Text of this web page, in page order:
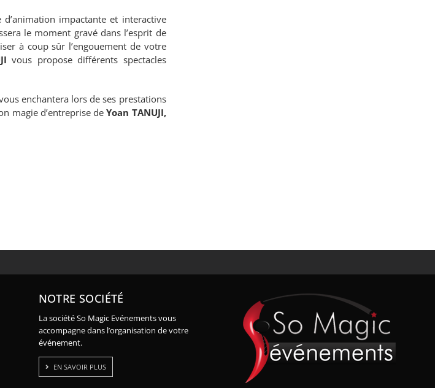
impactante et interactive
le moment gravé dans l’esprit de
à coup sûr l’engouement de votre
vous propose différents spectacles
enchantera lors de ses prestations
magie d’entreprise deYoan TANUJI,
NOTRE SOCIÉTÉ
La société So Magic Evénements vous
accompagne dans l’organisation de votre
événement.
EN SAVOIR PLUS